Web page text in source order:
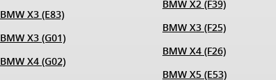
BMW X2 (F39)
BMW X3 (E83)
BMW X3 (F25)
BMW X3 (G01)
BMW X4 (F26)
BMW X4 (G02)
BMW X5 (E53)